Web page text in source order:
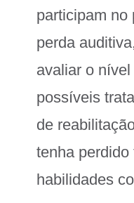
participam no
perda
avaliar o
possíveis
de
tenha
habilidades